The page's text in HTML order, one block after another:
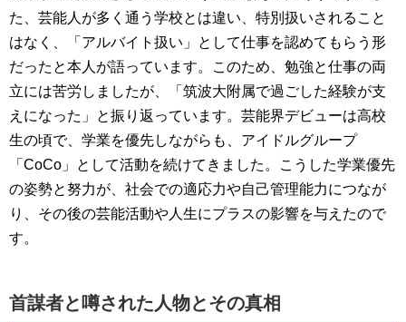
た、芸能人が多く通う学校とは違い、特別扱いされること
はなく、「アルバイト扱い」として仕事を認めてもらう形
だったと本人が語っています。このため、勉強と仕事の両
立には苦労しましたが、「筑波大附属で過ごした経験が支
えになった」と振り返っています。芸能界デビューは高校
生の頃で、学業を優先しながらも、アイドルグループ
「CoCo」として活動を続けてきました。こうした学業優先
の姿勢と努力が、社会での適応力や自己管理能力につなが
り、その後の芸能活動や人生にプラスの影響を与えたので
す。
首謀者と噂された人物とその真相